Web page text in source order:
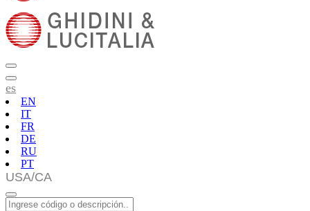
es
EN
IT
FR
DE
RU
PT